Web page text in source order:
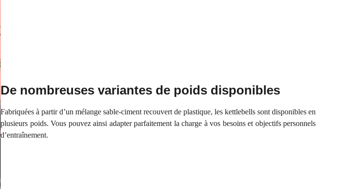
De nombreuses variantes de poids disponibles
Fabriquées à partir d’un mélange sable-ciment recouvert de plastique, les kettlebells sont disponibles en
plusieurs poids. Vous pouvez ainsi adapter parfaitement la charge à vos besoins et objectifs personnels
d’entraînement.